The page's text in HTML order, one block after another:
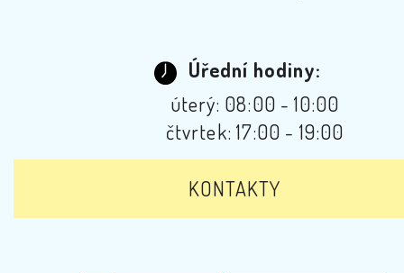
Úřední hodiny:
úterý: 08:00 - 10:00
čtvrtek: 17:00 - 19:00
KONTAKTY